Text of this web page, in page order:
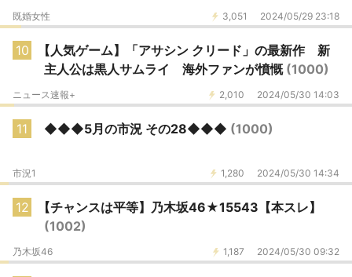
3,051 2024/05/29 23:18
既婚女性
10
【人気ゲーム】「アサシン クリード」の最新作 新
主人公は黒人サムライ 海外ファンが憤慨 (1000)
2,010 2024/05/30 14:03
ニュース速報+
11 ◆◆◆5月の市況 その28◆◆◆ (1000)
1,280 2024/05/30 14:34
市況1
12
【チャンスは平等】乃木坂46★15543【本スレ】
(1002)
1,187 2024/05/30 09:32
乃木坂46